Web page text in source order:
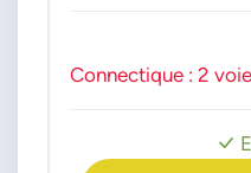
(E60 E61)
735i 740i 745i 750i
Connectique : 2